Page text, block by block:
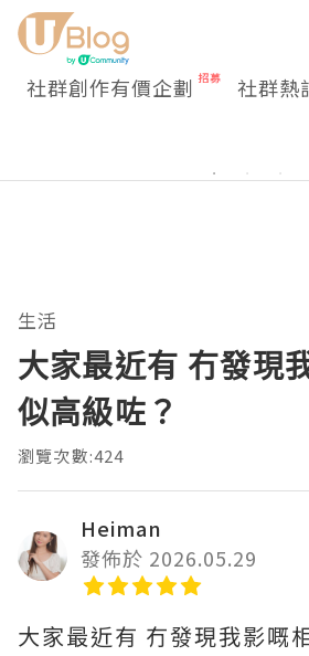
社群創作有價企劃 社群熱
生活
大家最近有 冇發現
似高級咗？
瀏覽次數:424
Heiman
發佈於 2026.05.29
大家最近有 冇發現我影嘅